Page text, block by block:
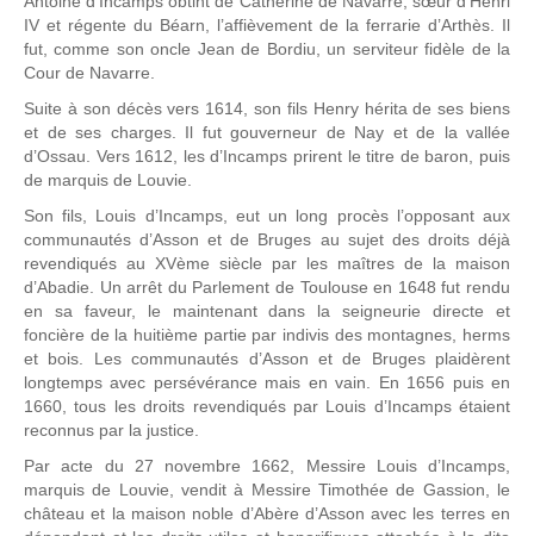
IV et régente du Béarn, l’affièvement de la ferrarie d’Arthès. Il
fut, comme son oncle Jean de Bordiu, un serviteur fidèle de la
Cour de Navarre.
Suite à son décès vers 1614, son fils Henry hérita de ses biens
et de ses charges. Il fut gouverneur de Nay et de la vallée
d’Ossau. Vers 1612, les d’Incamps prirent le titre de baron, puis
de marquis de Louvie.
Son fils, Louis d’Incamps, eut un long procès l’opposant aux
communautés d’Asson et de Bruges au sujet des droits déjà
revendiqués au XVème siècle par les maîtres de la maison
d’Abadie. Un arrêt du Parlement de Toulouse en 1648 fut rendu
en sa faveur, le maintenant dans la seigneurie directe et
foncière de la huitième partie par indivis des montagnes, herms
et bois. Les communautés d’Asson et de Bruges plaidèrent
longtemps avec persévérance mais en vain. En 1656 puis en
1660, tous les droits revendiqués par Louis d’Incamps étaient
reconnus par la justice.
Par acte du 27 novembre 1662, Messire Louis d’Incamps,
marquis de Louvie, vendit à Messire Timothée de Gassion, le
château et la maison noble d’Abère d’Asson avec les terres en